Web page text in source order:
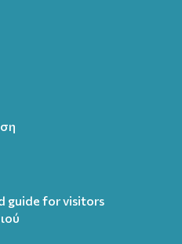
guide for visitors